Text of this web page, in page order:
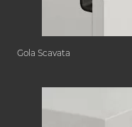
Gola Scavata